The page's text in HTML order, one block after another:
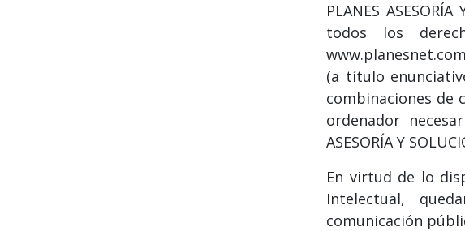
PLANES
todos los
(a título
combinaciones de
ordenador
ASESORÍA Y
En virtud de lo
Intelectual,
comunicación